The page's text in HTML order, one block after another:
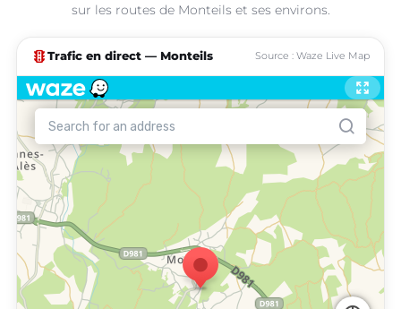
sur les routes de Monteils et ses environs.
traffic Trafic en direct — Monteils Source : Waze Live Map